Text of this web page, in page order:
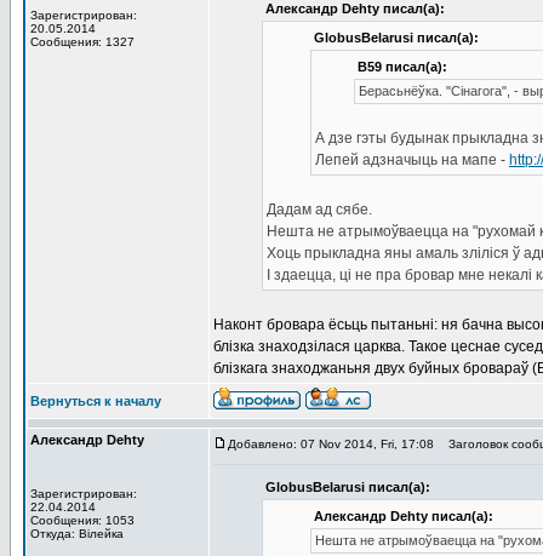
Зарегистрирован:
20.05.2014
Сообщения: 1327
Александр Dehty писал(а):
GlobusBelarusi писал(а):
В59 писал(а):
Берасьнёўка. "Сінагога", -
А дзе гэты будынак прыкладна
Лепей адзначыць на мапе -
Дадам ад сябе.
Нешта не атрымоўваецца на "рухомай
Хоць прыкладна яны амаль зліліся ў
І здаецца, ці не пра бровар мне
Наконт бровара ёсьць пытаньні: ня бачна
блізка знаходзілася царква. Такое цеснае
блізкага знаходжаньня двух буйных бровараў
Вернуться к началу
Александр Dehty
Зарегистрирован:
22.04.2014
Сообщения: 1053
Откуда: Вiлейка
Добавлено: 07 Nov 2014, Fri, 17:08 Заголовок
GlobusBelarusi писал(а):
Александр Dehty писал(а):
Нешта не атрымоўваецца на